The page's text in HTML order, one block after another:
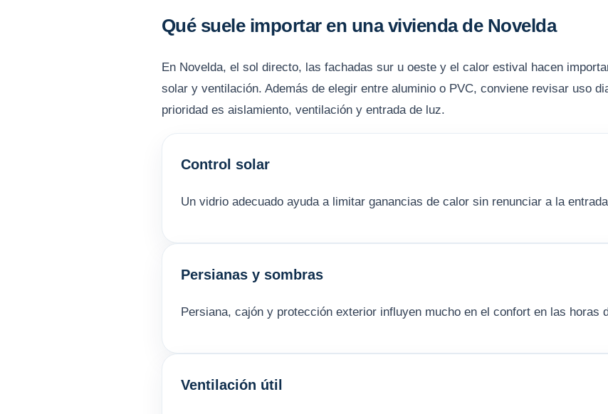
Qué suele importar en una vivienda de Novelda
En Novelda, el sol directo, las fachadas sur u oeste y el calor estival hacen
solar y ventilación. Además de elegir entre aluminio o PVC, conviene revisar uso
prioridad es aislamiento, ventilación y entrada de luz.
Control solar
Un vidrio adecuado ayuda a limitar ganancias de calor sin renunciar a la
Persianas y sombras
Persiana, cajón y protección exterior influyen mucho en el confort en las horas
Ventilación útil